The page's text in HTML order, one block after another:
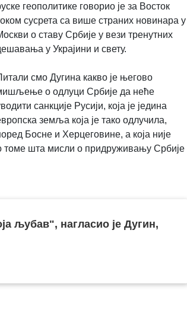
геополитике говорио је за Восток
сусрета са више страних новинара у
о ставу Србије у вези тренутних
у Украјини и свету.
смо Дугина какво је његово
о одлуци Србије да неће
санкције Русији, која је једина
земља која је тако одлучила,
Босне и Херцеговине, а која није
томе шта мисли о придруживању Србије
љубав", нагласио је Дугин,